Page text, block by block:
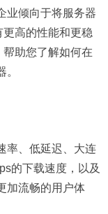
业倾向于将服务器
高的性能和更稳
助您了解如何在
率、低延迟、大连
的下载速度，以及
加流畅的用户体